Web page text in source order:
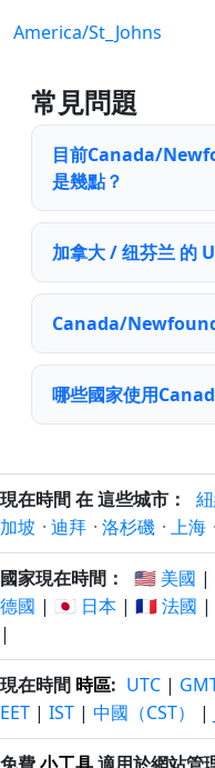
America/St_Johns
常見問題
目前Canada/
是幾點？
加拿大 / 纽芬兰 的
Canada/
哪些國家使用
現在時間 在 這些城市：
加坡 · 迪拜 · 洛杉磯 · 上海 ·
國家現在時間： 🇺🇸 美國 |
德國 | 🇯🇵 日本 | 🇫🇷 法國 |
|
現在時間 時區: UTC |
EET | IST | 中國（CST） |